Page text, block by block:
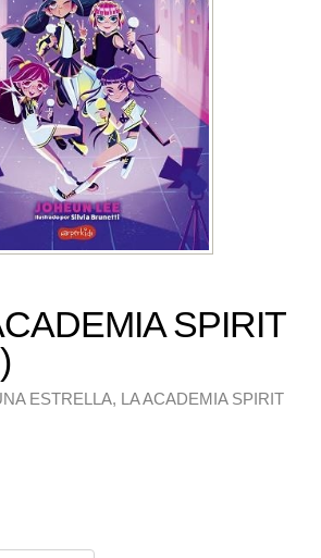
SPIRIT
ESTRELLA, LA ACADEMIA SPIRIT